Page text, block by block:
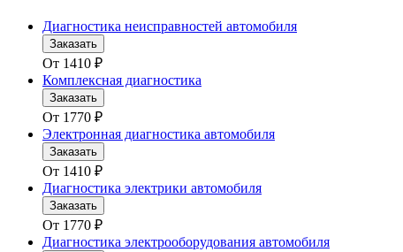
Диагностика неисправностей автомобиля
Заказать
От 1410 ₽
Комплексная диагностика
Заказать
От 1770 ₽
Электронная диагностика автомобиля
Заказать
От 1410 ₽
Диагностика электрики автомобиля
Заказать
От 1770 ₽
Диагностика электрооборудования автомобиля